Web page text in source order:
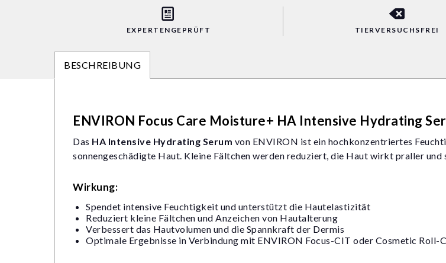
EXPERTENGEPRÜFT TIERVERSUCHSFREI
BESCHREIBUNG
ENVIRON Focus Care Moisture+ HA Intensive Hydrating
Das HA Intensive Hydrating Serum von ENVIRON ist ein hochkonzentriertes
sonnengeschädigte Haut. Kleine Fältchen werden reduziert, die Haut wirkt praller und
Wirkung:
Spendet intensive Feuchtigkeit und unterstützt die Hautelastizität
Reduziert kleine Fältchen und Anzeichen von Hautalterung
Verbessert das Hautvolumen und die Spannkraft der Dermis
Optimale Ergebnisse in Verbindung mit ENVIRON Focus-CIT oder Cosmetic Roll-